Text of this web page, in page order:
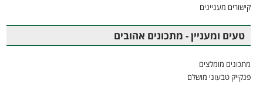
קישורים מעניינים
טעים ומעניין - מתכונים אהובים
מתכונים מומלצים
פנקייק טבעוני מושלם